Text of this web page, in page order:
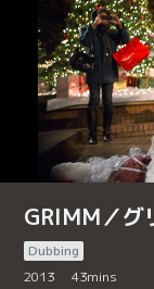
GRIMM／グ
Dubbing
2013
43mins